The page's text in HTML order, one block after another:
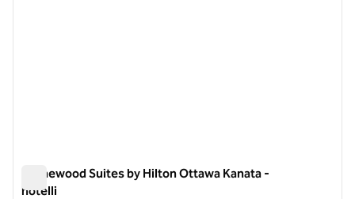
Homewood Suites by Hilton Ottawa Kanata -
hotelli